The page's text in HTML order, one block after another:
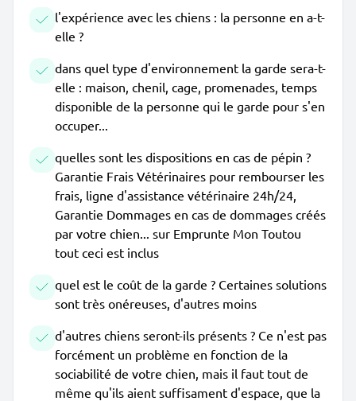
l'expérience avec les chiens : la personne en a-t-
elle ?
dans quel type d'environnement la garde sera-t-
elle : maison, chenil, cage, promenades, temps
disponible de la personne qui le garde pour s'en
occuper...
quelles sont les dispositions en cas de pépin ?
Garantie Frais Vétérinaires pour rembourser les
frais, ligne d'assistance vétérinaire 24h/24,
Garantie Dommages en cas de dommages créés
par votre chien... sur Emprunte Mon Toutou
tout ceci est inclus
quel est le coût de la garde ? Certaines solutions
sont très onéreuses, d'autres moins
d'autres chiens seront-ils présents ? Ce n'est pas
forcément un problème en fonction de la
sociabilité de votre chien, mais il faut tout de
même qu'ils aient suffisament d'espace, que la